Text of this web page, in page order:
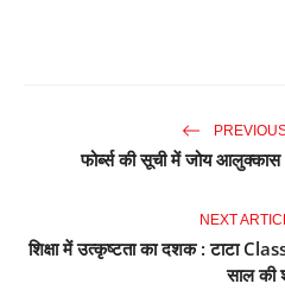
फोर्ब्स की सूची में जोय
NEXT
शिक्षा में उत्कृष्टता का दशक : टाटा
साल की